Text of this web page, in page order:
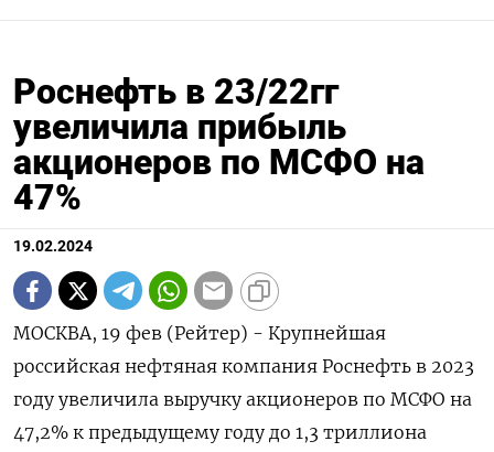
Роснефть в 23/22гг
увеличила прибыль
акционеров по МСФО на
47%
19.02.2024
МОСКВА, 19 фев (Рейтер) - Крупнейшая
российская нефтяная компания Роснефть в 2023
году увеличила выручку акционеров по МСФО на
47,2% к предыдущему году до 1,3 триллиона